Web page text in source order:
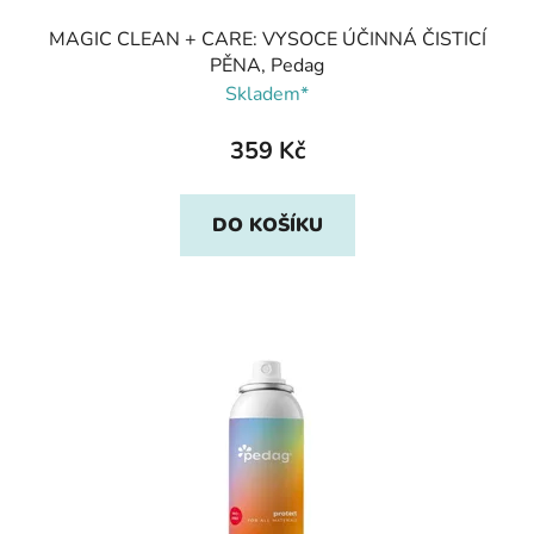
MAGIC CLEAN + CARE: VYSOCE ÚČINNÁ ČISTICÍ
PĚNA, Pedag
Skladem*
359 Kč
DO KOŠÍKU